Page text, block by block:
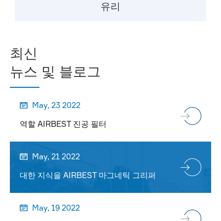
유리
최신
뉴스 및 블로그

May, 23 2022
역할 AIRBEST 진공 필터

May, 21 2022
대한 지식을 AIRBEST 마그네틱 그리퍼
 May, 19 2022